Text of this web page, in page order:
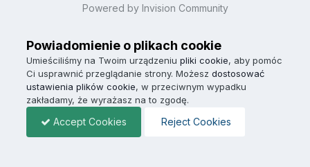
Powered by Invision Community
Powiadomienie o plikach cookie
Umieściliśmy na Twoim urządzeniu pliki cookie, aby pomóc
Ci usprawnić przeglądanie strony. Możesz dostosować
ustawienia plików cookie, w przeciwnym wypadku
zakładamy, że wyrażasz na to zgodę.
Accept Cookies Reject Cookies